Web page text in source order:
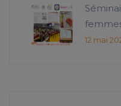
12 mai